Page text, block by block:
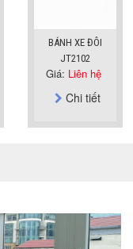
BÁNH XE ĐÔI
JT2102
Giá: Liên hệ
Chi tiết